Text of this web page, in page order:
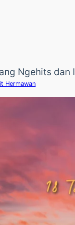
Ngehits dan
Hermawan